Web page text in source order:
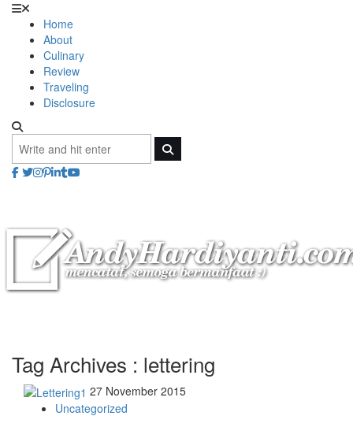
Home
About
Culinary
Review
Traveling
Disclosure
Tag Archives : lettering
27 November 2015
Uncategorized